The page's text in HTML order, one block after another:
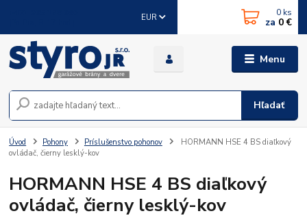
Menu
EUR
Hľadať
0 ks
za 0 €
Úvod Pohony Príslušenstvo pohonov
HORMANN HSE 4 BS diaľkový
ovládač, čierny lesklý-kov
HORMANN HSE 4 BS diaľkový
ovládač, čierny lesklý-kov